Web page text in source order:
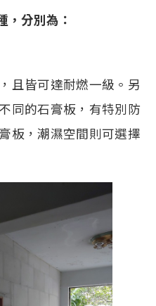
，分別為：
且皆可達耐燃一級。另
同的石膏板，有特別防
板，潮濕空間則可選擇